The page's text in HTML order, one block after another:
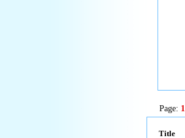
Page: 1
Title